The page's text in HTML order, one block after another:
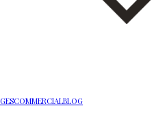
COMMERCIALBLOG